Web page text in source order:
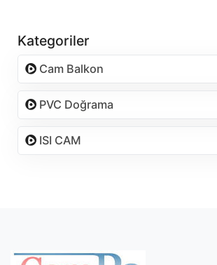
Kategoriler
Cam Balkon
PVC Doğrama
ISI CAM